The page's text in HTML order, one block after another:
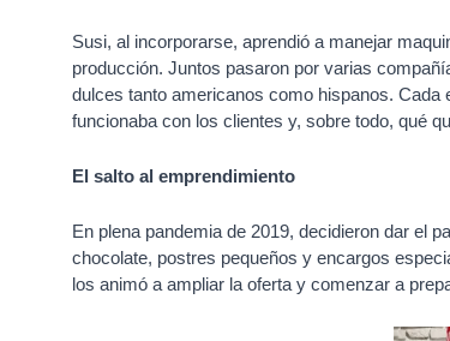
Susi, al incorporarse, aprendió a manejar
producción. Juntos pasaron por varias
dulces tanto americanos como hispanos.
funcionaba con los clientes y, sobre todo, qué
El salto al emprendimiento
En plena pandemia de 2019, decidieron dar el
chocolate, postres pequeños y encargos
los animó a ampliar la oferta y comenzar a